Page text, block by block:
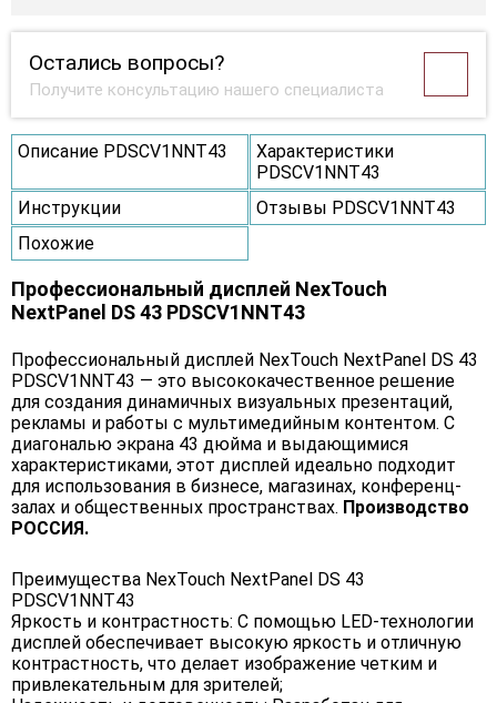
Остались вопросы?
Получите консультацию нашего специалиста
Описание PDSCV1NNT43
Характеристики
PDSCV1NNT43
Инструкции
Отзывы PDSCV1NNT43
Похожие
Профессиональный дисплей NexTouch
NextPanel DS 43 PDSCV1NNT43
Профессиональный дисплей NexTouch NextPanel DS 43
PDSCV1NNT43 — это высококачественное решение
для создания динамичных визуальных презентаций,
рекламы и работы с мультимедийным контентом. С
диагональю экрана 43 дюйма и выдающимися
характеристиками, этот дисплей идеально подходит
для использования в бизнесе, магазинах, конференц-
залах и общественных пространствах. Производство
РОССИЯ.
Преимущества NexTouch NextPanel DS 43
PDSCV1NNT43
Яркость и контрастность: С помощью LED-технологии
дисплей обеспечивает высокую яркость и отличную
контрастность, что делает изображение четким и
привлекательным для зрителей;